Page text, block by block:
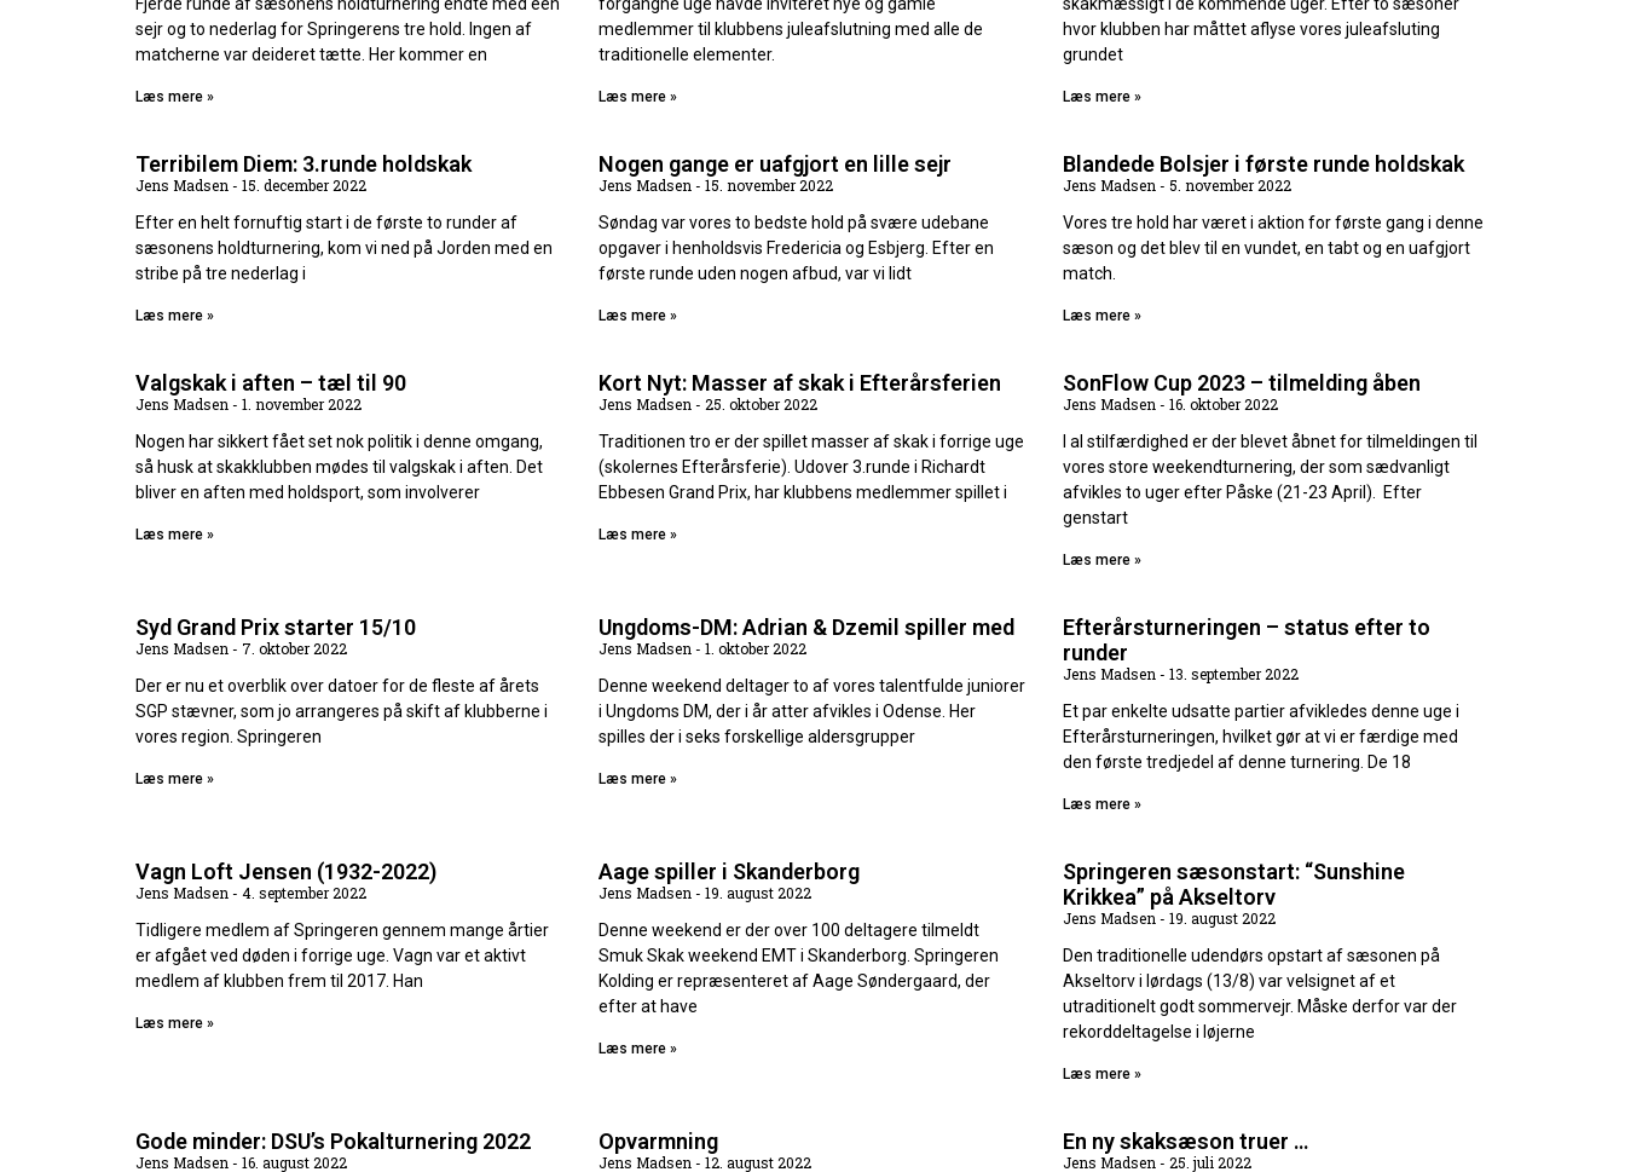
sejr og to nederlag for Springerens tre hold. Ingen af
matcherne var deideret tætte. Her kommer en
Læs mere »
medlemmer til klubbens juleafslutning med alle de
traditionelle elementer.
Læs mere »
hvor klubben har måttet aflyse vores juleafsluting
grundet
Læs mere »
Terribilem Diem: 3.runde holdskak
Jens Madsen
15. december 2022
Efter en helt fornuftig start i de første to runder af
sæsonens holdturnering, kom vi ned på Jorden med en
stribe på tre nederlag i
Læs mere »
Nogen gange er uafgjort en lille sejr
Jens Madsen
15. november 2022
Søndag var vores to bedste hold på svære udebane
opgaver i henholdsvis Fredericia og Esbjerg. Efter en
første runde uden nogen afbud, var vi lidt
Læs mere »
Blandede Bolsjer i første runde holdskak
Jens Madsen
5. november 2022
Vores tre hold har været i aktion for første gang i denne
sæson og det blev til en vundet, en tabt og en uafgjort
match.
Læs mere »
Valgskak i aften – tæl til 90
Jens Madsen
1. november 2022
Nogen har sikkert fået set nok politik i denne omgang,
så husk at skakklubben mødes til valgskak i aften. Det
bliver en aften med holdsport, som involverer
Læs mere »
Kort Nyt: Masser af skak i Efterårsferien
Jens Madsen
25. oktober 2022
Traditionen tro er der spillet masser af skak i forrige uge
(skolernes Efterårsferie). Udover 3.runde i Richardt
Ebbesen Grand Prix, har klubbens medlemmer spillet i
Læs mere »
SonFlow Cup 2023 – tilmelding åben
Jens Madsen
16. oktober 2022
I al stilfærdighed er der blevet åbnet for tilmeldingen til
vores store weekendturnering, der som sædvanligt
afvikles to uger efter Påske (21-23 April). Efter
genstart
Læs mere »
Syd Grand Prix starter 15/10
Jens Madsen
7. oktober 2022
Der er nu et overblik over datoer for de fleste af årets
SGP stævner, som jo arrangeres på skift af klubberne i
vores region. Springeren
Læs mere »
Ungdoms-DM: Adrian & Dzemil spiller med
Jens Madsen
1. oktober 2022
Denne weekend deltager to af vores talentfulde juniorer
i Ungdoms DM, der i år atter afvikles i Odense. Her
spilles der i seks forskellige aldersgrupper
Læs mere »
Efterårsturneringen – status efter to
runder
Jens Madsen
13. september 2022
Et par enkelte udsatte partier afvikledes denne uge i
Efterårsturneringen, hvilket gør at vi er færdige med
den første tredjedel af denne turnering. De 18
Læs mere »
Vagn Loft Jensen (1932-2022)
Jens Madsen
4. september 2022
Tidligere medlem af Springeren gennem mange årtier
er afgået ved døden i forrige uge. Vagn var et aktivt
medlem af klubben frem til 2017. Han
Læs mere »
Aage spiller i Skanderborg
Jens Madsen
19. august 2022
Denne weekend er der over 100 deltagere tilmeldt
Smuk Skak weekend EMT i Skanderborg. Springeren
Kolding er repræsenteret af Aage Søndergaard, der
efter at have
Læs mere »
Springeren sæsonstart: “Sunshine
Krikkea” på Akseltorv
Jens Madsen
19. august 2022
Den traditionelle udendørs opstart af sæsonen på
Akseltorv i lørdags (13/8) var velsignet af et
utraditionelt godt sommervejr. Måske derfor var der
rekorddeltagelse i løjerne
Læs mere »
Gode minder: DSU’s Pokalturnering 2022
Jens Madsen 16. august 2022
Opvarmning
Jens Madsen 12. august 2022
En ny skaksæson truer …
Jens Madsen 25. juli 2022